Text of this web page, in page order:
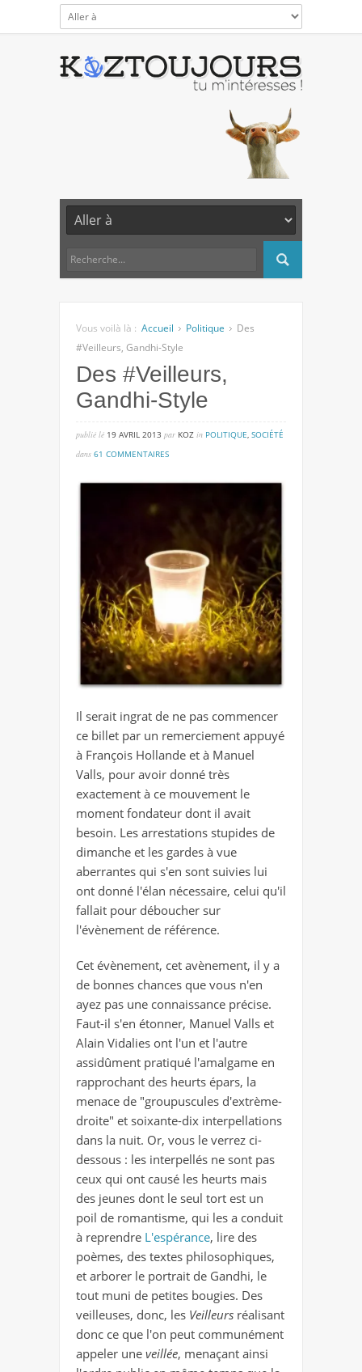
Vous voilà là : Accueil Politique
Des
#Veilleurs, Gandhi-Style
Des #Veilleurs,
Gandhi-Style
publié lé 19 AVRIL 2013 par KOZ in POLITIQUE SOCIÉTÉ
dans 61 COMMENTAIRESsur
Il serait ingrat de ne pas commencer
ce billet par un remerciement appuyé
à François Hollande et à Manuel
Valls, pour avoir donné très
exactement à ce mouvement le
moment fondateur dont il avait
besoin. Les arrestations stupides de
dimanche et les gardes à vue
aberrantes qui s'en sont suivies lui
ont donné l'élan nécessaire, celui qu'il
fallait pour déboucher sur
l'évènement de référence.
Cet évènement, cet avènement, il y a
de bonnes chances que vous n'en
ayez pas une connaissance précise.
Faut-il s'en étonner, Manuel Valls et
Alain Vidalies ont l'un et l'autre
assidûment pratiqué l'amalgame en
rapprochant des heurts épars, la
menace de "groupuscules d'extrème-
droite" et soixante-dix interpellations
dans la nuit. Or, vous le verrez ci-
dessous : les interpellés ne sont pas
ceux qui ont causé les heurts mais
des jeunes dont le seul tort est un
poil de romantisme, qui les a conduit
à reprendre L'espérance, lire des
poèmes, des textes philosophiques,
et arborer le portrait de Gandhi, le
tout muni de petites bougies. Des
veilleuses, donc, les Veilleurs réalisant
donc ce que l'on peut communément
appeler une veillée, menaçant ainsi